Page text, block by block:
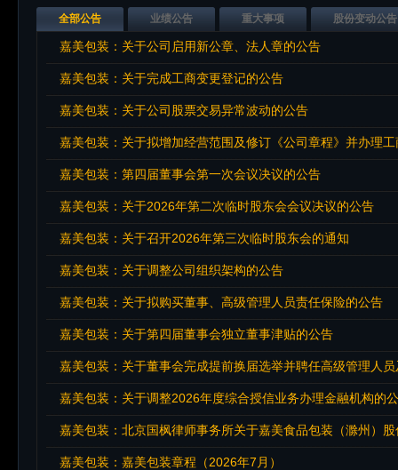
全部公告 业绩公告 重大事项 股份变动公告
嘉美包装：关于公司启用新公章、法人章的公告
嘉美包装：关于完成工商变更登记的公告
嘉美包装：关于公司股票交易异常波动的公告
嘉美包装：关于拟增加经营范围及修订《公司章程》并办理
嘉美包装：第四届董事会第一次会议决议的公告
嘉美包装：关于2026年第二次临时股东会会议决议的公告
嘉美包装：关于召开2026年第三次临时股东会的通知
嘉美包装：关于调整公司组织架构的公告
嘉美包装：关于拟购买董事、高级管理人员责任保险的公告
嘉美包装：关于第四届董事会独立董事津贴的公告
嘉美包装：关于董事会完成提前换届选举并聘任高级管理人
嘉美包装：关于调整2026年度综合授信业务办理金融机构的
嘉美包装：北京国枫律师事务所关于嘉美食品包装（滁州）
嘉美包装：嘉美包装章程（2026年7月）